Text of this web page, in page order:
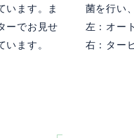
います。ま
ーでお見せ
ます。
菌を行い
左：オー
右：ター